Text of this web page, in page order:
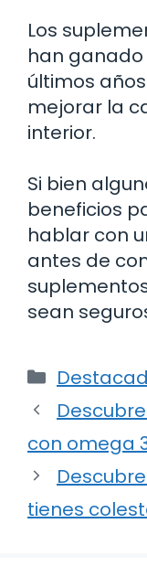
Los
han
últimos
mejorar la
interior.
Si bien
beneficios
hablar con
antes de
sean
con omega
tienes